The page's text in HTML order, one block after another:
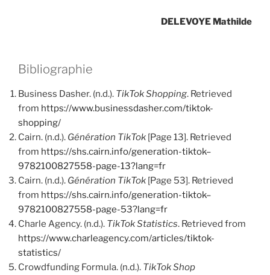
DELEVOYE Mathilde
Bibliographie
Business Dasher. (n.d.). TikTok Shopping. Retrieved
from https://www.businessdasher.com/tiktok-
shopping/
Cairn. (n.d.). Génération TikTok [Page 13]. Retrieved
from https://shs.cairn.info/generation-tiktok–
9782100827558-page-13?lang=fr
Cairn. (n.d.). Génération TikTok [Page 53]. Retrieved
from https://shs.cairn.info/generation-tiktok–
9782100827558-page-53?lang=fr
Charle Agency. (n.d.). TikTok Statistics. Retrieved from
https://www.charleagency.com/articles/tiktok-
statistics/
Crowdfunding Formula. (n.d.). TikTok Shop